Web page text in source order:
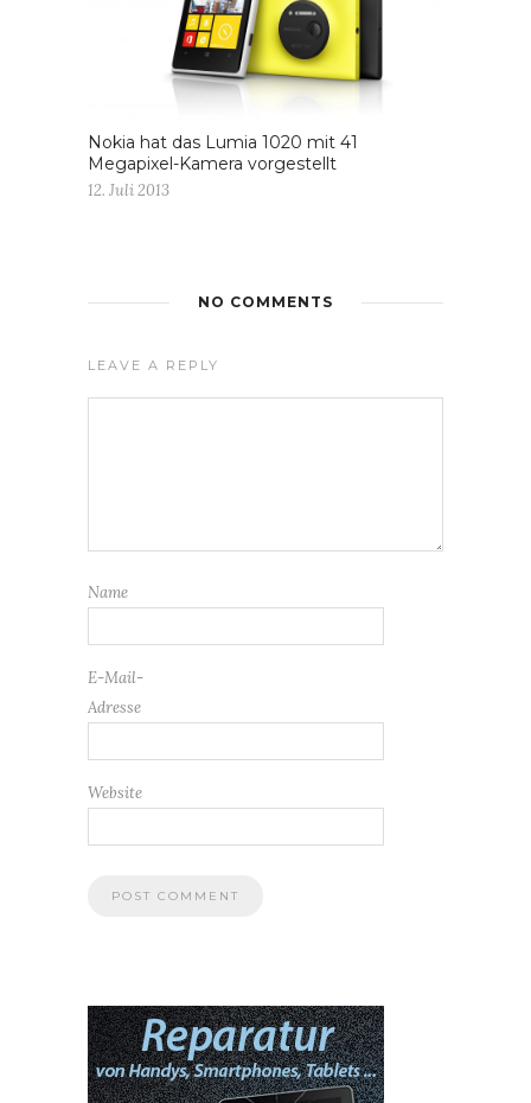
Nokia hat das Lumia 1020 mit 41
Megapixel-Kamera vorgestellt
12. Juli 2013
NO COMMENTS
LEAVE A REPLY
Name
E-Mail-
Adresse
Website